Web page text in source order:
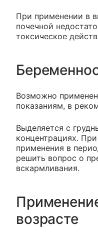
При применении в
почечной
токсическое
Возможно
показаниям, в
Выделяется с
концентрациях.
применения в
решить вопрос о
вскармливания.
возрасте